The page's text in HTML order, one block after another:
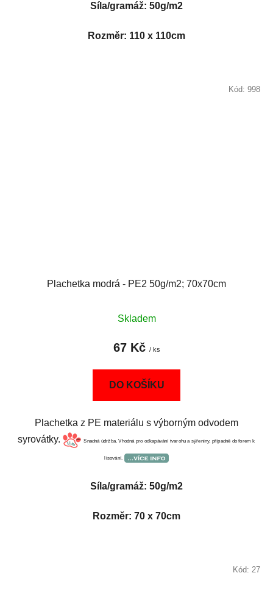
Síla/gramáž: 50g/m2
Rozměr: 110 x 110cm
Plachetka modrá - PE2 50g/m2; 70x70cm
Skladem
67 Kč / ks
DO KOŠÍKU
Plachetka z PE materiálu s výborným odvodem
syrovátky.
Snadná údržba. Vhodná pro odkapávání tvarohu a sýřeniny, případně do forem k
lisování.
Síla/gramáž: 50g/m2
Rozměr: 70 x 70cm
Kód: 998
Kód: 27